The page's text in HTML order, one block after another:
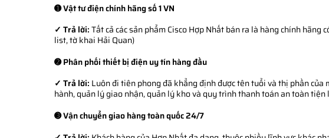
➊ Vật tư điện chính hãng số 1 VN
✓ Trả lời:Tất cả các sản phẩm Cisco Hợp Nhất bán ra là hàng chính
list, tờ khai Hải Quan)
➋ Phân phối thiết bị điện uy tín hàng đầu
✓ Trả lời: Luôn đi tiên phong đã khẳng định được tên tuổi và thị phần
hành, quản lý giao nhận, quản lý kho và quy trình thanh toán an toàn tiện
➌ Vận chuyển giao hàng toàn quốc 24/7